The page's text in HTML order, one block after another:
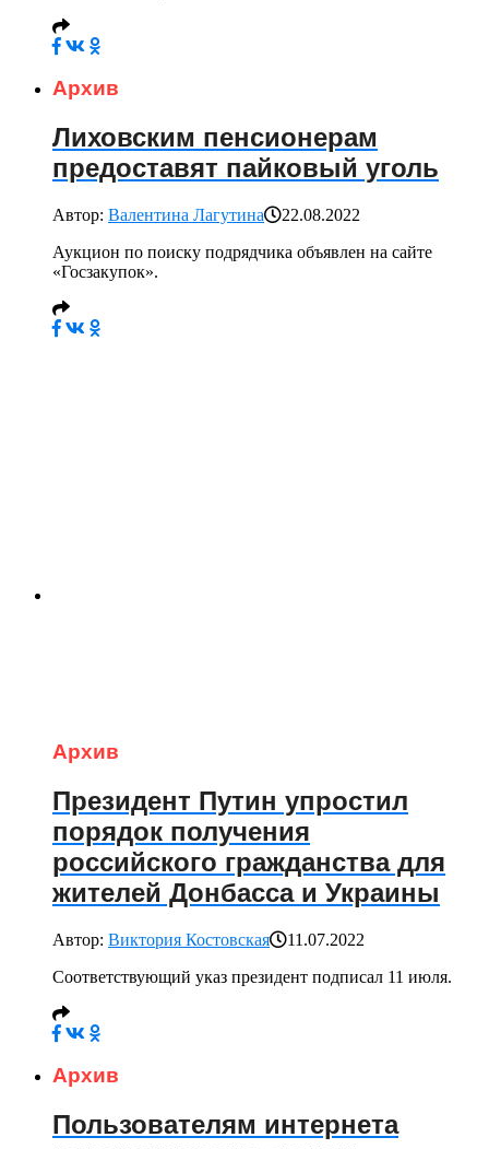
Архив
Лиховским пенсионерам
предоставят пайковый уголь
Автор: Валентина Лагутина
22.08.2022
Аукцион по поиску подрядчика объявлен на сайте
«Госзакупок».
Архив
Президент Путин упростил
порядок получения
российского гражданства для
жителей Донбасса и Украины
Автор: Виктория Костовская
11.07.2022
Соответствующий указ президент подписал 11 июля.
Архив
Пользователям интернета